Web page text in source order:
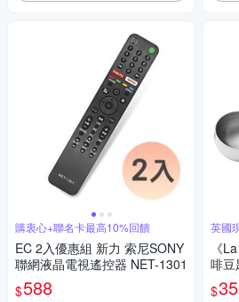
購衷心+聯名卡最高10%回饋
EC 2入優惠組 新力 索尼SONY
聯網液晶電視遙控器 NET-1301
$588
英國
《
啡豆
粉匙
$